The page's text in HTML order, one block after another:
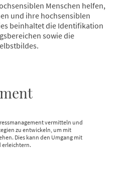
Menschen helfen,
und ihre hochsensiblen
beinhaltet die Identifikation
sowie die
vermitteln und
zu entwickeln, um mit
Dies kann den Umgang mit
erleichtern.